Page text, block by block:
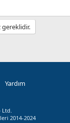
gereklidir.
Yardım
Ltd.
2014-2024